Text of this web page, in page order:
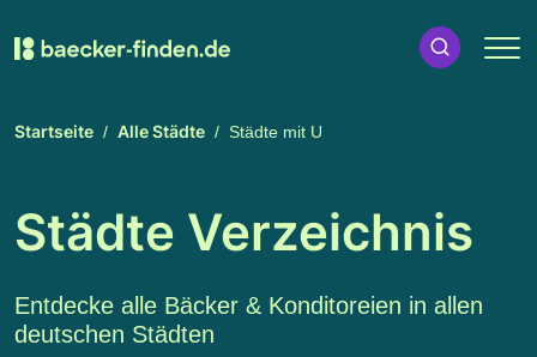
Startseite Alle Städte Städte mit U
Städte Verzeichnis
Entdecke alle Bäcker & Konditoreien in allen
deutschen Städten